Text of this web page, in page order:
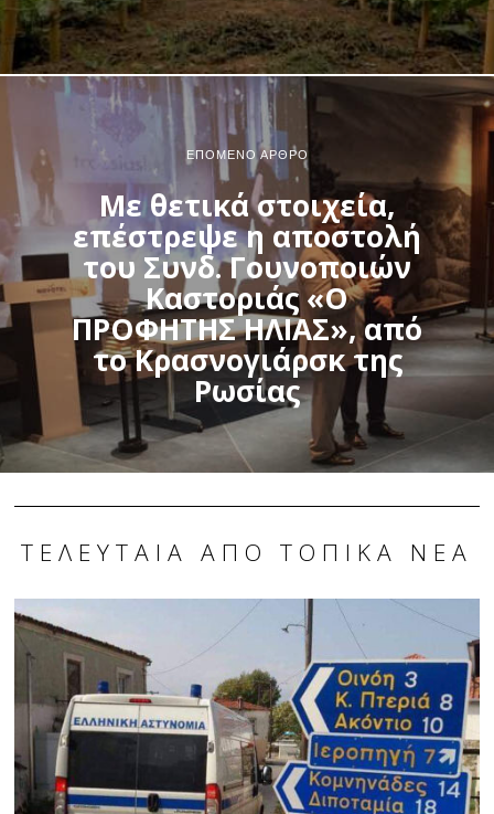
ΕΠΌΜΕΝΟ ΆΡΘΡΟ
Με θετικά στοιχεία,
επέστρεψε η αποστολή
του Συνδ. Γουνοποιών
Καστοριάς «Ο
ΠΡΟΦΗΤΗΣ ΗΛΙΑΣ», από
το Κρασνογιάρσκ της
Ρωσίας
ΤΕΛΕΥΤΑΊΑ ΑΠΌ ΤΟΠΙΚΆ ΝΈΑ